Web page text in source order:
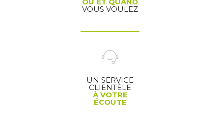
VOUS VOULEZ
UN SERVICE
CLIENTÈLE
À VOTRE
ÉCOUTE